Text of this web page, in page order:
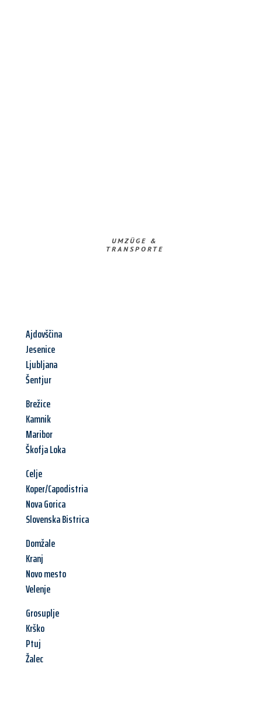
UMZÜGE &
TRANSPORTE
Ajdovščina
Jesenice
Ljubljana
Šentjur
Brežice
Kamnik
Maribor
Škofja Loka
Celje
Koper/Capodistria
Nova Gorica
Slovenska Bistrica
Domžale
Kranj
Novo mesto
Velenje
Grosuplje
Krško
Ptuj
Žalec